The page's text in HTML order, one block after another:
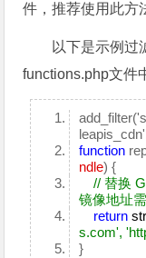
件，推荐使用此方
以下是示例过
functions.php文件
function
ndle) {
// 替换
镜像地址
return
s.com',
}